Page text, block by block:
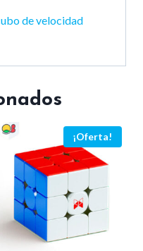
de velocidad
¡Oferta!